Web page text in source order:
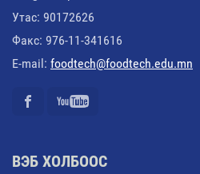
Утас: 90172626
Факс: 976-11-341616
E-mail: foodtech@foodtech.edu.mn
ВЭБ ХОЛБООС